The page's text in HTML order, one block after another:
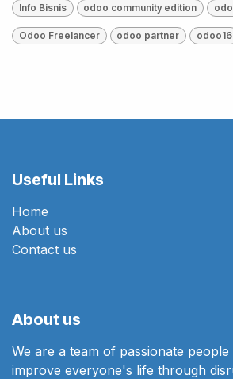
Info Bisnis odoo community edition
Odoo Freelancer odoo partner odoo16
Useful Links
Home
About us
Contact us
About us
We are a team of passionate
improve everyone's life through